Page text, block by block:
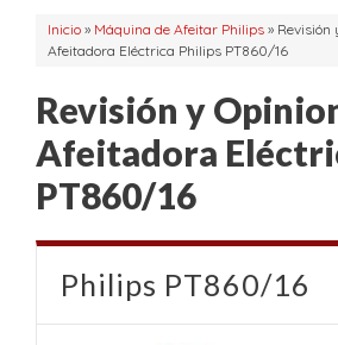
Inicio » Máquina de Afeitar Philips » Revisión
Afeitadora Eléctrica Philips PT860/16
Revisión y
Afeitadora
PT860/16
Philips PT860/16